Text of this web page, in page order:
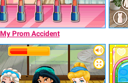
My Prom Accident